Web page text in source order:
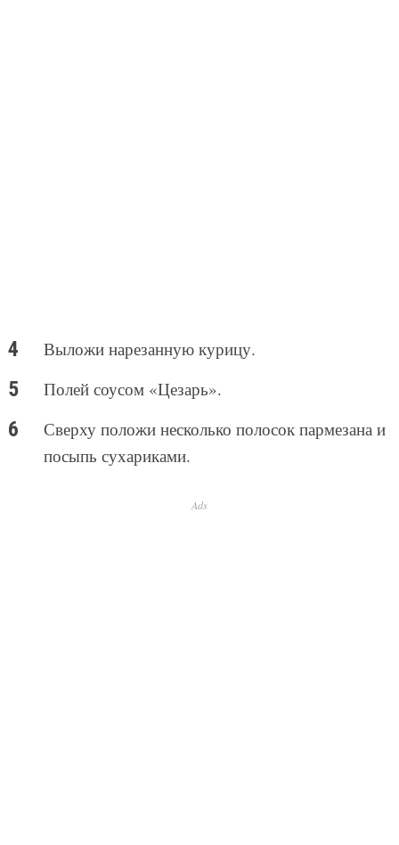
Выложи нарезанную курицу.
Полей соусом «Цезарь».
Сверху положи несколько полосок пармезана и
посыпь сухариками.
Ads